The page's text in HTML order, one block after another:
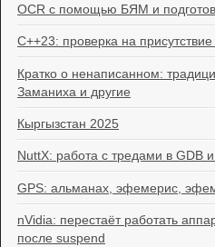
OCR с помощью БЯМ и
C++23: проверка на
Кратко о ненаписанном:
Заманиха и другие
Кыргызстан 2025
NuttX: работа с тредами в GDB
GPS: альманах, эфемерис,
nVidia: перестаёт работать
после suspend